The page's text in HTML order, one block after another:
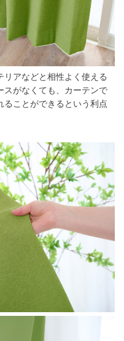
アなどと相性よく使える
スがなくても、カーテンで
ることができるという利点